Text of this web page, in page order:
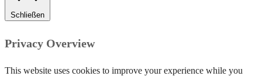
Schließen
Privacy Overview
This website uses cookies to improve your experience while you